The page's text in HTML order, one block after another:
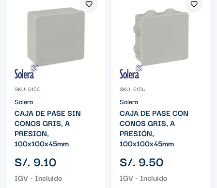
SKU: 615C
Solera
CAJA DE PASE SIN
CONOS GRIS, A
PRESION,
100x100x45mm
Precio
regular
S/. 9.10
SKU: 615U
Solera
CAJA DE PASE CON
CONOS GRIS, A
PRESIÓN,
100x100x45mm
Precio
regular
S/. 9.50